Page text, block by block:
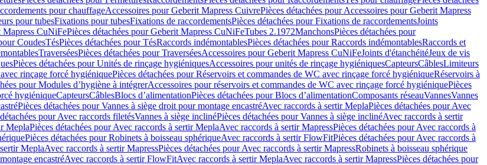
pour chauffageAccessoires pour Geberit Mapress CuivrePièces détachées pour Accessoires pour Geberit Mapress
pour tubesFixations pour tubesFixations de raccordementsPièces détachées pour Fixations de raccordementsJoints
Mapress CuNiFePièces détachées pour Geberit Mapress CuNiFeTubes 2.1972ManchonsPièces détachées pour
CoudesTésPièces détachées pour TésRaccords indémontablesPièces détachées pour Raccords indémontablesRaccords et
TraverséesPièces détachées pour TraverséesAccessoires pour Geberit Mapress CuNiFeJoints d'étanchéitéJeux de vis
Pièces détachées pour Unités de rinçage hygiéniquesAccessoires pour unités de rinçage hygiéniquesCapteursCâblesLimiteurs
rinçage forcé hygiéniquePièces détachées pour Réservoirs et commandes de WC avec rinçage forcé hygiéniqueRéservoirs à
pour Modules d’hygiène à intégrerAccessoires pour réservoirs et commandes de WC avec rinçage forcé hygiéniquePièces
hygiéniqueCapteursCâblesBlocs d’alimentationPièces détachées pour Blocs d’alimentationComposants réseauVannesVannes
Pièces détachées pour Vannes à siège droit pour montage encastréAvec raccords à sertir MeplaPièces détachées pour Avec
pour Avec raccords filetésVannes à siège inclinéPièces détachées pour Vannes à siège inclinéAvec raccords à sertir
MeplaPièces détachées pour Avec raccords à sertir MeplaAvec raccords à sertir MapressPièces détachées pour Avec raccords à
Pièces détachées pour Robinets à boisseau sphériqueAvec raccords à sertir FlowFitPièces détachées pour Avec raccords à
MeplaAvec raccords à sertir MapressPièces détachées pour Avec raccords à sertir MapressRobinets à boisseau sphérique
encastréAvec raccords à sertir FlowFitAvec raccords à sertir MeplaAvec raccords à sertir MapressPièces détachées pour